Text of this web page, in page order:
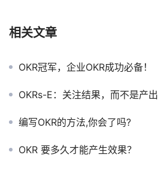
相关文章
OKR冠军，企业OKR成功必备！
OKRs-E：关注结果，而不是产出
编写OKR的方法,你会了吗?
OKR 要多久才能产生效果？